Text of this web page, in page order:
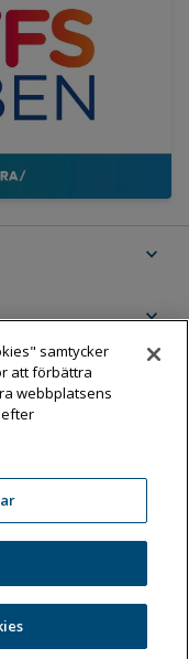
expand_more
expand_more
samtycker
att förbättra
webbplatsens